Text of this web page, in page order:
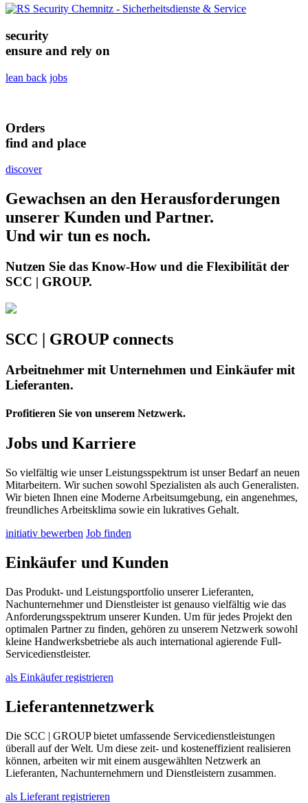
security
ensure and rely on
lean back jobs
Orders
find and place
discover
Gewachsen an den Herausforderungen
unserer Kunden und Partner.
Und wir tun es noch.
Nutzen Sie das Know-How und die Flexibilität der
SCC | GROUP.
SCC | GROUP connects
Arbeitnehmer mit Unternehmen und Einkäufer mit
Lieferanten.
Profitieren Sie von unserem Netzwerk.
Jobs und Karriere
So vielfältig wie unser Leistungsspektrum ist unser Bedarf an neuen
Mitarbeitern. Wir suchen sowohl Spezialisten als auch Generalisten.
Wir bieten Ihnen eine Moderne Arbeitsumgebung, ein angenehmes,
freundliches Arbeitsklima sowie ein lukratives Gehalt.
initiativ bewerben Job finden
Einkäufer und Kunden
Das Produkt- und Leistungsportfolio unserer Lieferanten,
Nachunternehmer und Dienstleister ist genauso vielfältig wie das
Anforderungsspektrum unserer Kunden. Um für jedes Projekt den
optimalen Partner zu finden, gehören zu unserem Netzwerk sowohl
kleine Handwerksbetriebe als auch international agierende Full-
Servicedienstleister.
als Einkäufer registrieren
Lieferantennetzwerk
Die SCC | GROUP bietet umfassende Servicedienstleistungen
überall auf der Welt. Um diese zeit- und kosteneffizient realisieren
können, arbeiten wir mit einem ausgewählten Netzwerk an
Lieferanten, Nachunternehmern und Dienstleistern zusammen.
als Lieferant registrieren